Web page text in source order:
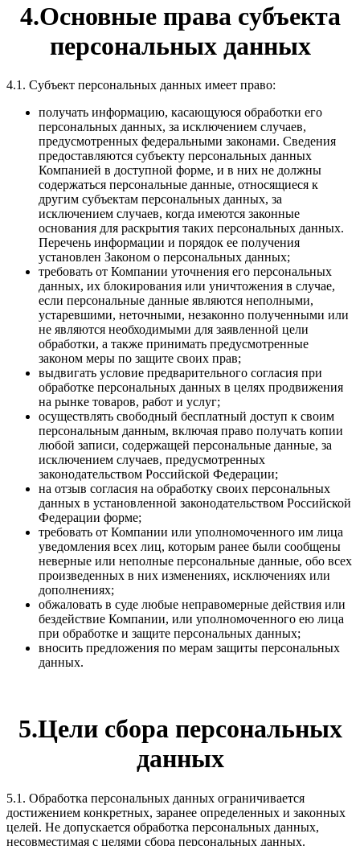
4.Основные права субъекта
персональных данных
4.1. Субъект персональных данных имеет право:
получать информацию, касающуюся обработки его
персональных данных, за исключением случаев,
предусмотренных федеральными законами. Сведения
предоставляются субъекту персональных данных
Компанией в доступной форме, и в них не должны
содержаться персональные данные, относящиеся к
другим субъектам персональных данных, за
исключением случаев, когда имеются законные
основания для раскрытия таких персональных данных.
Перечень информации и порядок ее получения
установлен Законом о персональных данных;
требовать от Компании уточнения его персональных
данных, их блокирования или уничтожения в случае,
если персональные данные являются неполными,
устаревшими, неточными, незаконно полученными или
не являются необходимыми для заявленной цели
обработки, а также принимать предусмотренные
законом меры по защите своих прав;
выдвигать условие предварительного согласия при
обработке персональных данных в целях продвижения
на рынке товаров, работ и услуг;
осуществлять свободный бесплатный доступ к своим
персональным данным, включая право получать копии
любой записи, содержащей персональные данные, за
исключением случаев, предусмотренных
законодательством Российской Федерации;
на отзыв согласия на обработку своих персональных
данных в установленной законодательством Российской
Федерации форме;
требовать от Компании или уполномоченного им лица
уведомления всех лиц, которым ранее были сообщены
неверные или неполные персональные данные, обо всех
произведенных в них изменениях, исключениях или
дополнениях;
обжаловать в суде любые неправомерные действия или
бездействие Компании, или уполномоченного ею лица
при обработке и защите персональных данных;
вносить предложения по мерам защиты персональных
данных.
5.Цели сбора персональных
данных
5.1. Обработка персональных данных ограничивается
достижением конкретных, заранее определенных и законных
целей. Не допускается обработка персональных данных,
несовместимая с целями сбора персональных данных.